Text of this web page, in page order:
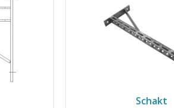
Schakt